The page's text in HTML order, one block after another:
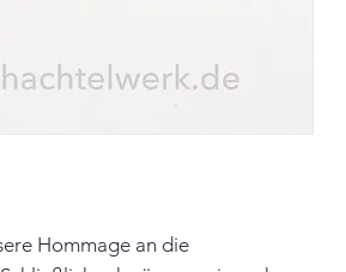
Hommage an die